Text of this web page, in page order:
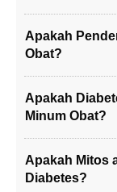
Apakah
Obat?
Apakah
Minum Obat?
Apakah Mitos
Diabetes?